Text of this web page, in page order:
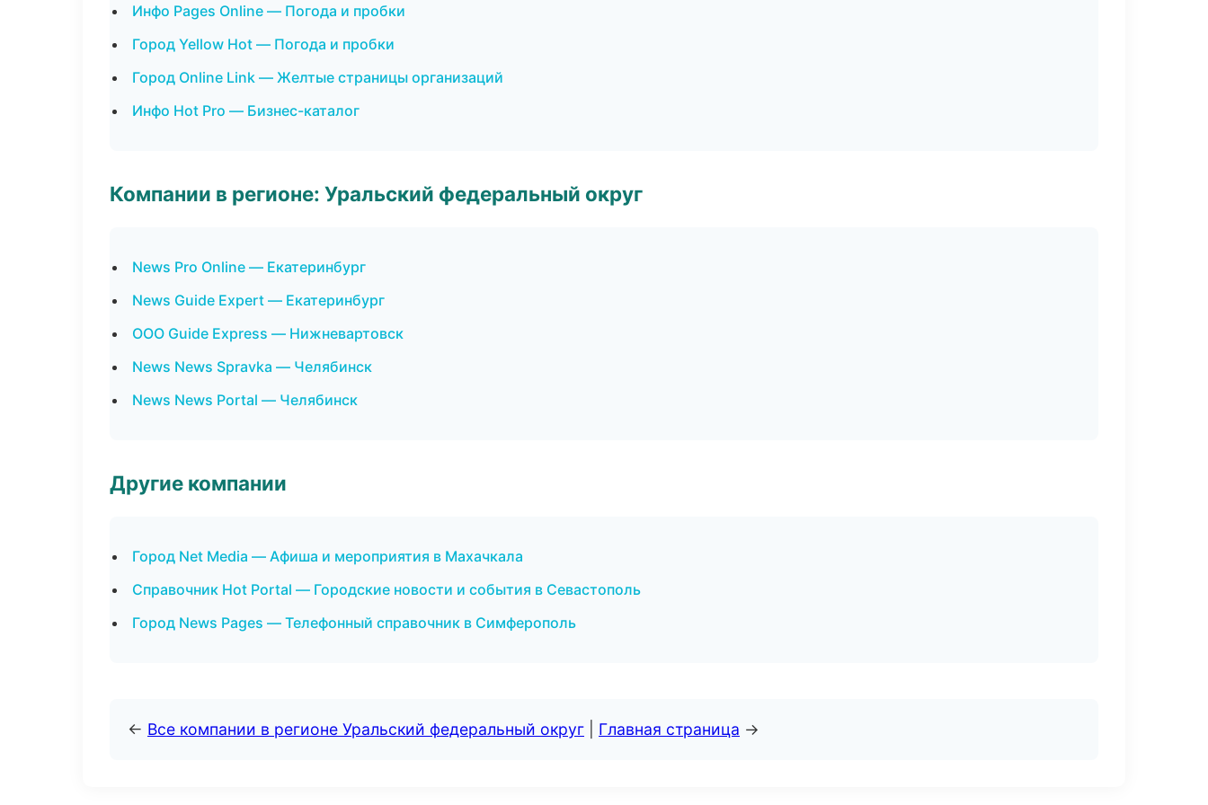
Инфо Pages Online — Погода и пробки
Город Yellow Hot — Погода и пробки
Город Online Link — Желтые страницы организаций
Инфо Hot Pro — Бизнес-каталог
Компании в регионе: Уральский федеральный округ
News Pro Online — Екатеринбург
News Guide Expert — Екатеринбург
ООО Guide Express — Нижневартовск
News News Spravka — Челябинск
News News Portal — Челябинск
Другие компании
Город Net Media — Афиша и мероприятия в Махачкала
Справочник Hot Portal — Городские новости и события в Севастополь
Город News Pages — Телефонный справочник в Симферополь
← Все компании в регионе Уральский федеральный округ Главная страница →